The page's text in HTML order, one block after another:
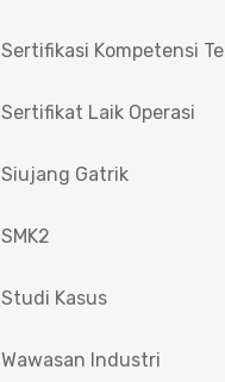
Sertifikasi Kompetensi
Sertifikat Laik Operasi
Siujang Gatrik
SMK2
Studi Kasus
Wawasan Industri